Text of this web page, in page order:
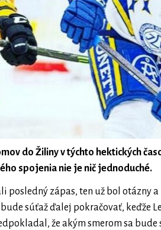
do Žiliny v týchto hektických
spojenia nie je nič jednoduché.
posledný zápas, ten už bol otázny
súťaž ďalej pokračovať, keďže
že akým smerom sa